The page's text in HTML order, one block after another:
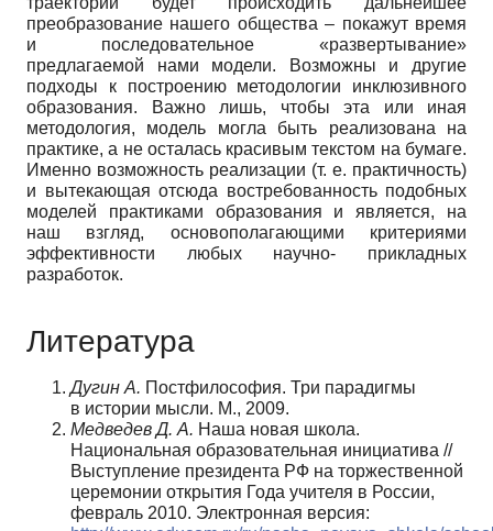
преобразование нашего общества – покажут время
и последовательное «развертывание»
предлагаемой нами модели. Возможны и другие
подходы к построению методологии инклюзивного
образования. Важно лишь, чтобы эта или иная
методология, модель могла быть реализована на
практике, а не осталась красивым текстом на бумаге.
Именно возможность реализации (т. е. практичность)
и вытекающая отсюда востребованность подобных
моделей практиками образования и является, на
наш взгляд, основополагающими критериями
эффективности любых научно- прикладных
разработок.
Литература
Дугин А. Постфилософия. Три парадигмы
в истории мысли. М., 2009.
Медведев Д. А. Наша новая школа.
Национальная образовательная инициатива //
Выступление президента РФ на торжественной
церемонии открытия Года учителя в России,
февраль 2010. Электронная версия: